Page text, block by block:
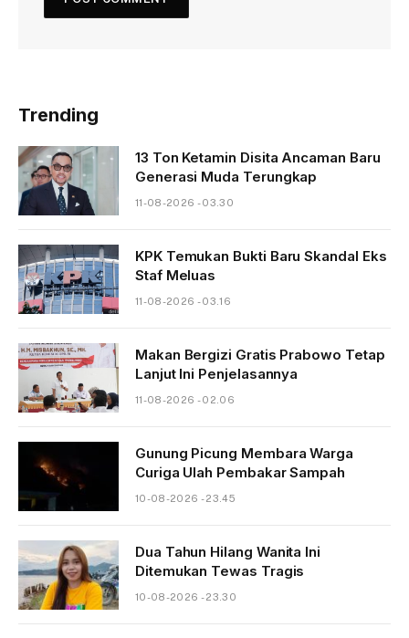
Trending
13 Ton Ketamin Disita Ancaman Baru
Generasi Muda Terungkap
11-08-2026 - 03.30
KPK Temukan Bukti Baru Skandal Eks
Staf Meluas
11-08-2026 - 03.16
Makan Bergizi Gratis Prabowo Tetap
Lanjut Ini Penjelasannya
11-08-2026 - 02.06
Gunung Picung Membara Warga
Curiga Ulah Pembakar Sampah
10-08-2026 - 23.45
Dua Tahun Hilang Wanita Ini
Ditemukan Tewas Tragis
10-08-2026 - 23.30